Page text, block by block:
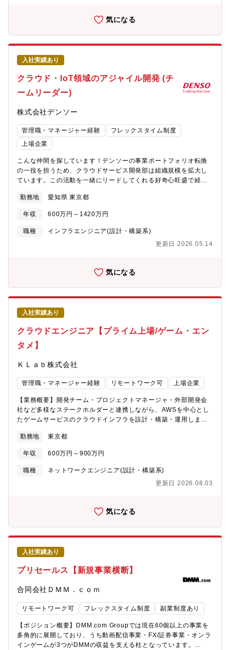
て、工場の「スマートファクトリー」化を推進しています。デジ
タル技術を最大限に活用したエンジニアリングチェーンやサプラ
イチェーンの早期構築に向け、自らのアイデアを主体的に社内外
に提案・推進できる"ものづくり"に精通したITエンジニアを募集し
ます！【業務のやりがい】・自動化、ＡＩ、シミュレーションな
どの最新技術に日々携わることができます。・自らのアイデアを
社内外に発信でき、メンバーの協力関係のもとで企画・開発がで
きます。・業界の変化スピードを楽しみながらプロセス変革や技
術開発に挑戦でき、自己成長を実感できる職場です。【職務内
効率的な業務プロセスの企画・推進を担当いただきます。・自動
化、AI、物流シミュレーション、設備シミュレーションなどの試
験研究・実用化を担当いただきます。・国内外のグループ会社を
横断するＤＸ企画・推進を担当いただきます。【具体的な業務内
容】・PLM、MESなど設計部署と工場間のデータ連携・活用を中
心とする基幹システムの企画・開発・導入・生産技術、設備技
術、製造の領域におけるシミュレーション環境構築などデジタル
エンジニアリング活動・製品設計や生産技術スタッフ、工場スタ
Java、Python、HTMLなど・Microsoft SQL、PostgreSQLな
ど・主要各社ラダープログラム、タッチパネルプログラム、ロボ
Office(Excel、Word、PowerPoint)【求める人物像】・関係者を
巻き込んで企画・開発を円滑に推進することができるリーダシッ
きな方・グローバルに活躍したいキャリア志向をもたれている方
【語学】TOEIC500点以上を歓迎（TOEICスコアに限定せず、同
等の語学力があれば歓迎します）●業務での英語使用メール／時々
ある資料・文書読解／時々ある電話会議・商談／時々ある駐在／
経験・志向に応じて要相談
気になる
入社実績あり
クラウド・IoT領域のアジャイル開発 (チ
ームリーダー)
株式会社デンソー
管理職・マネージャー経験
フレックスタイム制度
上場企業
こんな仲間を探しています！デンソーの事業ポートフォリオ転換
の一役を担うため、クラウドサービス開発部は組織規模を拡大し
ています。この活動を一緒にリードしてくれる好奇心旺盛で経験
ビリティサービス、ファクトリーオートメーション、その他新規
事業領域でのIoTサービスやシステムのアジャイル開発・運用?基
本的には一つのサービスの開発・運用に専念いただきますが、同
時に複数のサービスを担当していただくこともあります。プロジ
ンバーと共に、以下のような業務を担っていただきます。?ユーザ
と制約を定義し、優先順位をつける。?プロジェクトの進捗に合わ
せて最適な論理・物理アーキテクチャを設計する。ビジネス主
管、プロダクトオーナー、ディベロッパー、社内セキュリティ統
括部署などのステークホルダーと合意形成する。?適切なテクノロ
ジーやソフトウェアエンジニアリング技術を活用して設計・実装
をおこなう。?デザインレビューや技術相談対応を通じてチームメ
ンバーを育成する。?プロジェクトの進捗に合わせて適切な品質管
理及び技術問題の解決をリードする。【業務のやりがい・身につ
くスキル、技術優位性、製品の強み・魅力】 成長：自動運転、コ
インで専門スキルを磨くことができます。魅力的なプロジェク
ト：デンソーの全社的な事業ポートフォリオ転換を実現するた
め、様々な事業領域でサービスの開発・運用に携わるチャンスが
れらを社内外のイベントで情報発信することで、エンジニアとし
てのキャリアアップや仲間づくりができます。【募集背景】自動
車業界は100年に一度の変革期にあり、デンソーも新たな社会課題
の解決に向けた新領域での事業にチャレンジしていきます。これ
を、実際に市場投入しています。また、グローバルで自社工場向
値創造を目指しています。そのために生成AIを活用した経験とス
キルを有するソフトウェアエンジニアを募集します。【職場情
を推進するとともに、産官学連携やオープンイノベーションに取
ス、ファクトリーオートメーション、その他新規事業領域でのプ
リア入社比率：約30％IT、電機メーカー、ゲーム業界からの入社
者が在籍しています。自動車分野以外の経験・スキルを有するメ
ンバーと自動車分野の経験・スキルを有するメンバーがチームを
務：ありZoom、Slack、Miroなどを活用することで、リモートか
勤務地 愛知県 東京都
年収 600万円～1420万円
職種
インフラエンジニア(設計・構築系)
更新日 2026.05.14
気になる
入社実績あり
クラウドエンジニア【プライム上場/ゲーム・エン
タメ】
ＫＬａｂ株式会社
管理職・マネージャー経験 リモートワーク可 上場企業
【業務概要】開発チーム・プロジェクトマネージャ・外部開発会
社など多様なステークホルダーと連携しながら、AWSを中心とし
たゲームサービスのクラウドインフラを設計・構築・運用しま
ケーラビリティ・コスト効率を継続的に改善していくことが求め
られます。【業務内容】■開発チーム・外部ベンダーからのインフ
ラ要件ヒアリングと仕様策定■AWS等を用いたクラウドインフラ
の設計・構築・運用■Linux / OSS を活用したサーバ構築（VM /
■障害発生時の原因切り分け・復旧・再発防止策の立案■運用効率
の技術相談・折衝・コスト最適化■不正アクセス・Bot対策を考慮
したセキュリティ設計■将来的には、グループ技術方針の策定・推
進、メンバー育成・マネジメント、上位組織との方針調整など、
グループリーダーとしての役割も期待する
勤務地 東京都
年収 600万円～900万円
職種
ネットワークエンジニア(設計・構築系)
更新日 2026.08.03
気になる
入社実績あり
プリセールス【新規事業横断】
合同会社ＤＭＭ．ｃｏｍ
リモートワーク可 フレックスタイム制度 副業制度あり
【ポジション概要】DMM.com Groupでは現在60個以上の事業を
多角的に展開しており、うち動画配信事業・FX/証券事業・オンラ
インゲームが3つがDMMの収益を支える柱となっています。